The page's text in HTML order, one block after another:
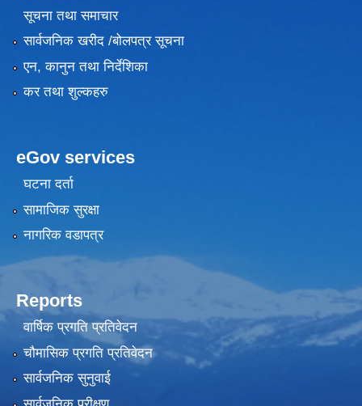
सूचना तथा समाचार
सार्वजनिक खरीद /बोलपत्र सूचना
एन, कानुन तथा निर्देशिका
कर तथा शुल्कहरु
eGov services
घटना दर्ता
सामाजिक सुरक्षा
नागरिक वडापत्र
Reports
वार्षिक प्रगति प्रतिवेदन
चौमासिक प्रगति प्रतिवेदन
सार्वजनिक सुनुवाई